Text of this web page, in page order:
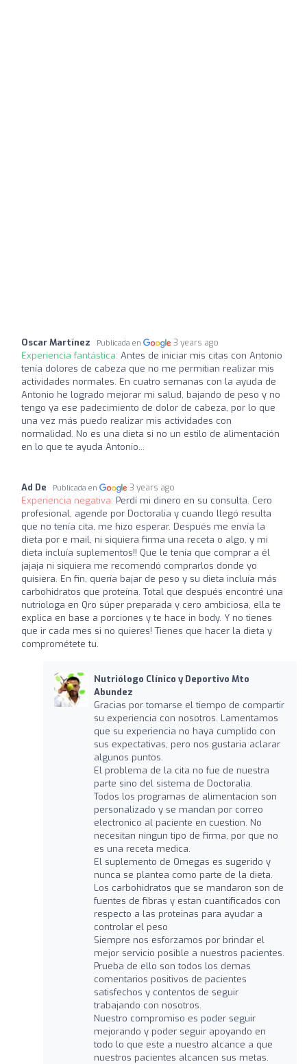
Oscar Martínez Publicada en 3 years ago
Experiencia fantástica: Antes de iniciar mis citas con Antonio
tenía dolores de cabeza que no me permitian realizar mis
actividades normales. En cuatro semanas con la ayuda de
Antonio he logrado mejorar mi salud, bajando de peso y no
tengo ya ese padecimiento de dolor de cabeza, por lo que
una vez más puedo realizar mis actividades con
normalidad. No es una dieta si no un estilo de alimentación
en lo que te ayuda Antonio...
Ad De Publicada en 3 years ago
Experiencia negativa: Perdí mi dinero en su consulta. Cero
profesional, agende por Doctoralia y cuando llegó resulta
que no tenía cita, me hizo esperar. Después me envía la
dieta por e mail, ni siquiera firma una receta o algo, y mi
dieta incluía suplementos!! Que le tenía que comprar a él
jajaja ni siquiera me recomendó comprarlos donde yo
quisiera. En fin, quería bajar de peso y su dieta incluía más
carbohidratos que proteína. Total que después encontré una
nutriologa en Qro súper preparada y cero ambiciosa, ella te
explica en base a porciones y te hace in body. Y no tienes
que ir cada mes si no quieres! Tienes que hacer la dieta y
comprométete tu.
Nutriólogo Clínico y Deportivo Mto
Abundez
Gracias por tomarse el tiempo de compartir
su experiencia con nosotros. Lamentamos
que su experiencia no haya cumplido con
sus expectativas, pero nos gustaria aclarar
algunos puntos.
El problema de la cita no fue de nuestra
parte sino del sistema de Doctoralia.
Todos los programas de alimentacion son
personalizado y se mandan por correo
electronico al paciente en cuestion. No
necesitan ningun tipo de firma, por que no
es una receta medica.
El suplemento de Omegas es sugerido y
nunca se plantea como parte de la dieta.
Los carbohidratos que se mandaron son de
fuentes de fibras y estan cuantificados con
respecto a las proteinas para ayudar a
controlar el peso
Siempre nos esforzamos por brindar el
mejor servicio posible a nuestros pacientes.
Prueba de ello son todos los demas
comentarios positivos de pacientes
satisfechos y contentos de seguir
trabajando con nosotros.
Nuestro compromiso es poder seguir
mejorando y poder seguir apoyando en
todo lo que este a nuestro alcance a que
nuestros pacientes alcancen sus metas.